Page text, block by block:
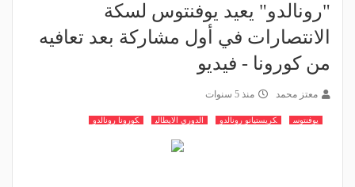
"رونالدو" يعيد يوفنتوس لسكة
الانتصارات في أول مشاركة بعد تعافيه
من كورونا - فيديو
معتز محمد منذ 5 سنوات
يوفنتوس كريستيانو رونالدو الدوري الايطالي كورونا رونالدو